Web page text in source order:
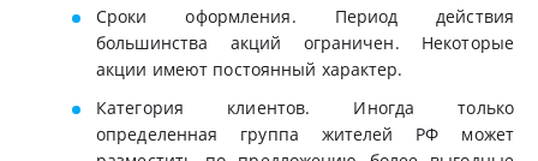
Сроки оформления. Период действия
большинства акций ограничен. Некоторые
акции имеют постоянный характер.
Категория клиентов. Иногда только
определенная группа жителей РФ может